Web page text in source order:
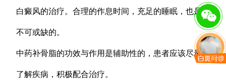
白癜风的治疗。合理的作息时间，充足的睡眠，也是
不可或缺的。
中药补骨脂的功效与作用是辅助性的，患者应该尽量
了解疾病，积极配合治疗。